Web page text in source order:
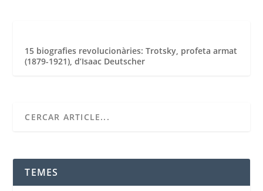
15 biografies revolucionàries: Trotsky, profeta armat
(1879-1921), d’Isaac Deutscher
TEMES